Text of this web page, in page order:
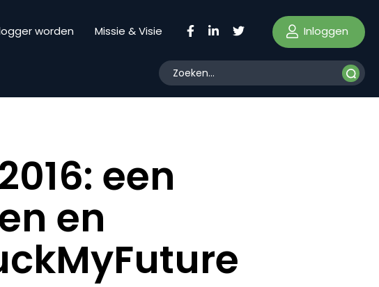
worden Missie & Visie Inloggen
een
en